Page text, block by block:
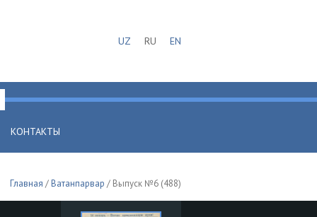
UZ RU EN
КОНТАКТЫ
Главная /Ватанпарвар / Выпуск №6 (488)